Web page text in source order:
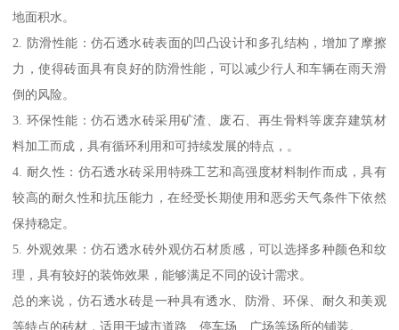
地面积水。
2. 防滑性能：仿石透水砖表面的凹凸设计和多孔结构，增加了摩擦
力，使得砖面具有良好的防滑性能，可以减少行人和车辆在雨天滑
倒的风险。
3. 环保性能：仿石透水砖采用矿渣、废石、再生骨料等废弃建筑材
料加工而成，具有循环利用和可持续发展的特点，。
4. 耐久性：仿石透水砖采用特殊工艺和高强度材料制作而成，具有
较高的耐久性和抗压能力，在经受长期使用和恶劣天气条件下依然
保持稳定。
5. 外观效果：仿石透水砖外观仿石材质感，可以选择多种颜色和纹
理，具有较好的装饰效果，能够满足不同的设计需求。
总的来说，仿石透水砖是一种具有透水、防滑、环保、耐久和美观
等特点的砖材，适用于城市道路、停车场、广场等场所的铺装。